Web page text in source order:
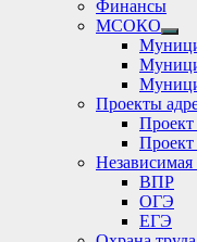
Финансы
МСОКО
sub
Проекты
Проект
Проект
Независимая
ВПР
ОГЭ
ЕГЭ